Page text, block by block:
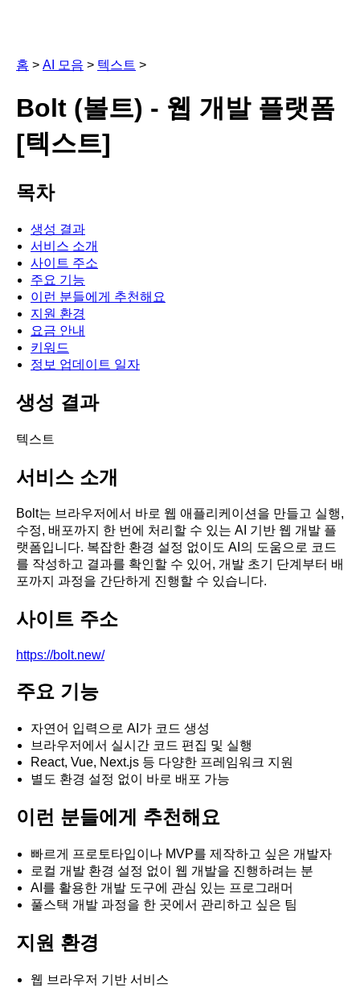
홈 > AI 모음 > 텍스트 >
Bolt (볼트) - 웹 개발 플랫폼
[텍스트]
목차
생성 결과
서비스 소개
사이트 주소
주요 기능
이런 분들에게 추천해요
지원 환경
요금 안내
키워드
정보 업데이트 일자
생성 결과
텍스트
서비스 소개
Bolt는 브라우저에서 바로 웹 애플리케이션을 만들고 실행,
수정, 배포까지 한 번에 처리할 수 있는 AI 기반 웹 개발 플
랫폼입니다. 복잡한 환경 설정 없이도 AI의 도움으로 코드
를 작성하고 결과를 확인할 수 있어, 개발 초기 단계부터 배
포까지 과정을 간단하게 진행할 수 있습니다.
사이트 주소
https://bolt.new/
주요 기능
자연어 입력으로 AI가 코드 생성
브라우저에서 실시간 코드 편집 및 실행
React, Vue, Next.js 등 다양한 프레임워크 지원
별도 환경 설정 없이 바로 배포 가능
이런 분들에게 추천해요
빠르게 프로토타입이나 MVP를 제작하고 싶은 개발자
로컬 개발 환경 설정 없이 웹 개발을 진행하려는 분
AI를 활용한 개발 도구에 관심 있는 프로그래머
풀스택 개발 과정을 한 곳에서 관리하고 싶은 팀
지원 환경
웹 브라우저 기반 서비스